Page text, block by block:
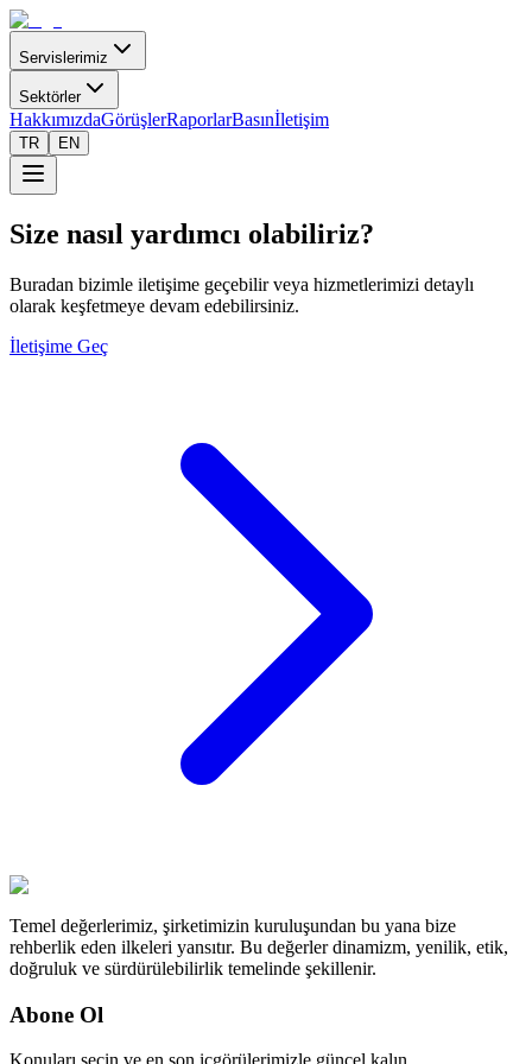
Servislerimiz
Sektörler
HakkımızdaGörüşlerRaporlarBasınİletişim
TR EN
Size nasıl yardımcı olabiliriz?
Buradan bizimle iletişime geçebilir veya hizmetlerimizi detaylı
olarak keşfetmeye devam edebilirsiniz.
İletişime Geç
Temel değerlerimiz, şirketimizin kuruluşundan bu yana bize
rehberlik eden ilkeleri yansıtır. Bu değerler dinamizm, yenilik, etik,
doğruluk ve sürdürülebilirlik temelinde şekillenir.
Abone Ol